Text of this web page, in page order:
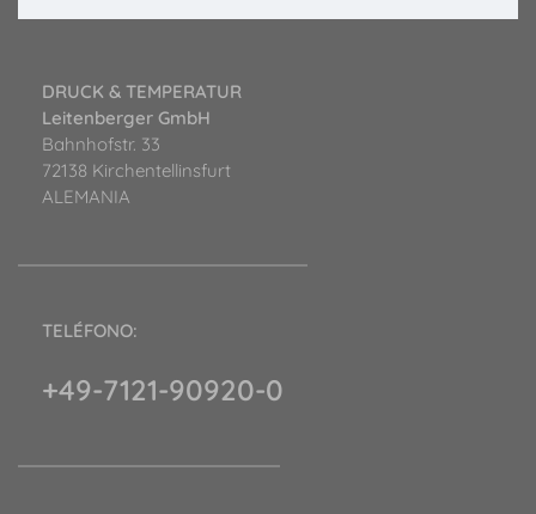
DRUCK & TEMPERATUR
Leitenberger GmbH
Bahnhofstr. 33
72138 Kirchentellinsfurt
ALEMANIA
TELÉFONO:
+49-7121-90920-0